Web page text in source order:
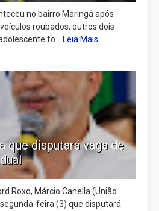
no bairro Maringá após
roubados; outros dois
fo... Leia Mais
que disputará vaga de
Roxo, Márcio Canella (União
feira (3) que disputará